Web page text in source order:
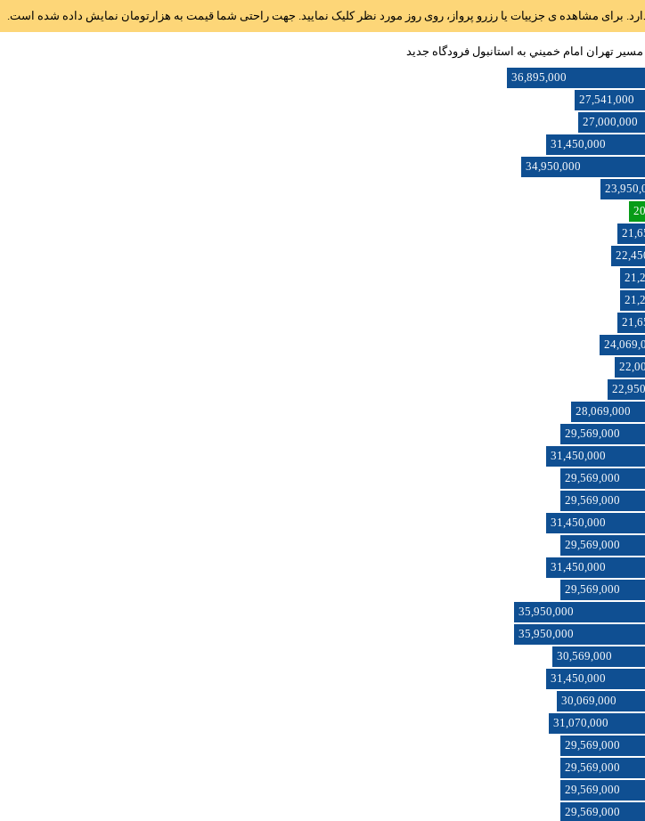
برای مشاهده ی جزییات یا رزرو پرواز، روی روز مورد نظر کلیک نمایید. جهت راحتی شما قیمت به هزارتومان نمایش داده شده است.
مسیر تهران امام خميني به استانبول فرودگاه جديد
36,895,000
27,541,000
27,000,000
31,450,000
34,950,000
28,069,000
29,569,000
31,450,000
29,569,000
29,569,000
31,450,000
29,569,000
31,450,000
29,569,000
35,950,000
35,950,000
30,569,000
31,450,000
30,069,000
31,070,000
29,569,000
29,569,000
29,569,000
29,569,000